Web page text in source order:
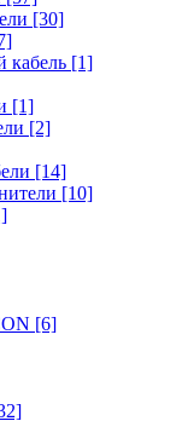
[30]
кабель [1]
[1]
[2]
[14]
[10]
[6]